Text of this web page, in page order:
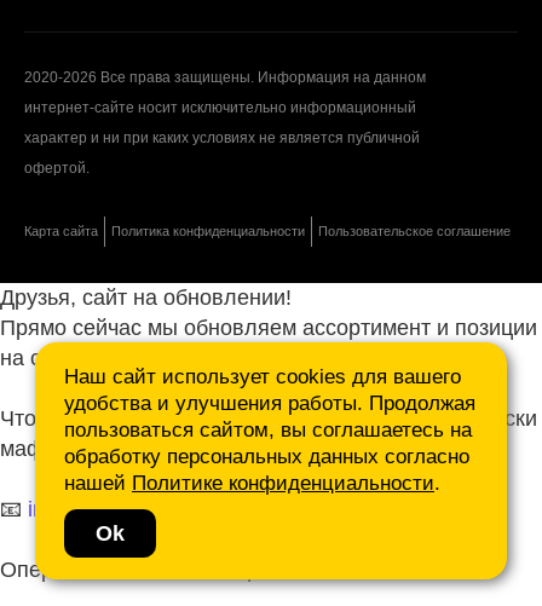
2020-2026 Все права защищены. Информация на данном
интернет-сайте носит исключительно информационный
характер и ни при каких условиях не является публичной
офертой.
Карта сайта Политика конфиденциальности Пользовательское соглашение
Наш сайт использует cookies для вашего
удобства и улучшения работы. Продолжая
пользоваться сайтом, вы соглашаетесь на
обработку персональных данных согласно
нашей Политике конфиденциальности.
Ok
Друзья, сайт на обновлении!
Прямо сейчас мы обновляем ассортимент и позиции
на сайте.
Чтобы не ждать, присылайте ваши запросы и списки
маф нам на почту.
📧 info@mafmasterfibre.ru
Оперативно ответим и просчитаем КП!